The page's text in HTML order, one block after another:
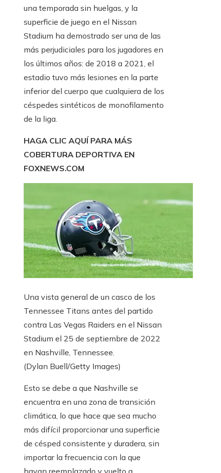
una temporada sin huelgas, y la
superficie de juego en el Nissan
Stadium ha demostrado ser una de las
más perjudiciales para los jugadores en
los últimos años: de 2018 a 2021, el
estadio tuvo más lesiones en la parte
inferior del cuerpo que cualquiera de los
céspedes sintéticos de monofilamento
de la liga.
HAGA CLIC AQUÍ PARA MÁS
COBERTURA DEPORTIVA EN
FOXNEWS.COM
Una vista general de un casco de los
Tennessee Titans antes del partido
contra Las Vegas Raiders en el Nissan
Stadium el 25 de septiembre de 2022
en Nashville, Tennessee.
(Dylan Buell/Getty Images)
Esto se debe a que Nashville se
encuentra en una zona de transición
climática, lo que hace que sea mucho
más difícil proporcionar una superficie
de césped consistente y duradera, sin
importar la frecuencia con la que